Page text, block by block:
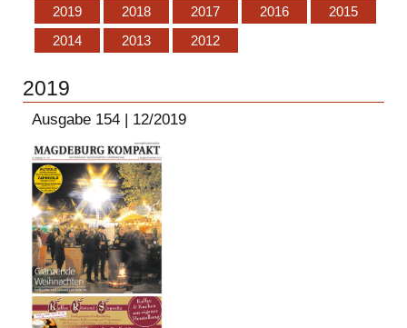
2019 2018 2017 2016
2015
2014
2013 2012
2019
Ausgabe 154 | 12/2019